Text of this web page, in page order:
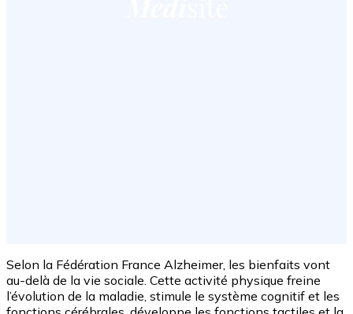
Selon la Fédération France Alzheimer, les bienfaits vont
au-delà de la vie sociale. Cette activité physique freine
l’évolution de la maladie, stimule le système cognitif et les